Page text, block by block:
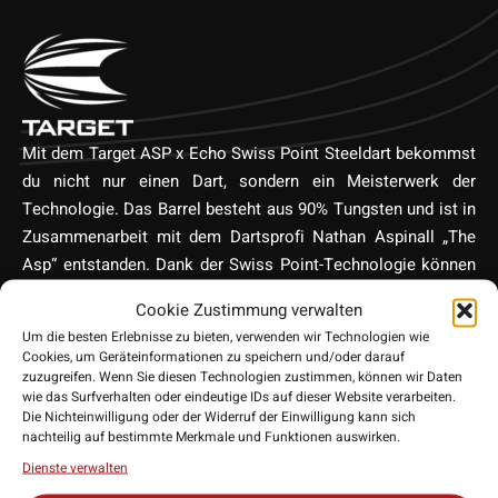
Cookie Zustimmung verwalten
Um die besten Erlebnisse zu bieten, verwenden wir Technologien wie
Cookies, um Geräteinformationen zu speichern und/oder darauf
zuzugreifen. Wenn Sie diesen Technologien zustimmen, können wir Daten
wie das Surfverhalten oder eindeutige IDs auf dieser Website verarbeiten.
Die Nichteinwilligung oder der Widerruf der Einwilligung kann sich
nachteilig auf bestimmte Merkmale und Funktionen auswirken.
Dienste verwalten
Mit dem Target ASP x Echo Swiss Point Steeldart bekommst
du nicht nur einen Dart, sondern ein Meisterwerk der
Technologie. Das Barrel besteht aus 90% Tungsten und ist in
Zusammenarbeit mit dem Dartsprofi Nathan Aspinall „The
Asp“ entstanden. Dank der Swiss Point-Technologie können
die Spitzen einfach und schnell ausgetauscht werden, was
dem Spieler eine individuelle Anpassung an unterschiedliche
Spielbedingungen ermöglicht. Das raffinierte Design und die
feinen Gravuren auf dem Barrel sind ein Hinweis auf die
außergewöhnliche Qualität und das Engagement von Target
für herausragende Darts.